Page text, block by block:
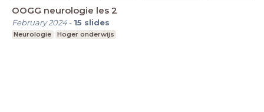
OOGG neurologie les 2
February 2024- 15 slides
Neurologie Hoger onderwijs